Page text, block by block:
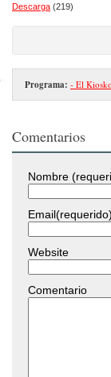
Descarga (219)
Programa: - El
Comentarios
Nombre
Email(requerido)
Website
Comentario